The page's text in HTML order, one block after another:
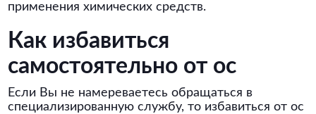
применения химических средств.
Как избавиться
самостоятельно от ос
Если Вы не намереваетесь обращаться в
специализированную службу, то избавиться от ос